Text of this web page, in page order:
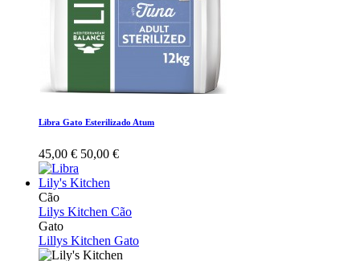
Libra Gato Esterilizado Atum
45,00 € 50,00 €
Lily's Kitchen
Cão
Lilys Kitchen Cão
Gato
Lillys Kitchen Gato